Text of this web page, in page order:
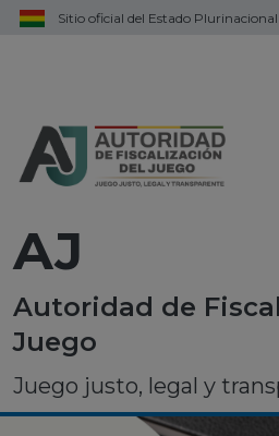
Sitio oficial del Estado
AJ
Autoridad de
Juego
Juego justo, legal y